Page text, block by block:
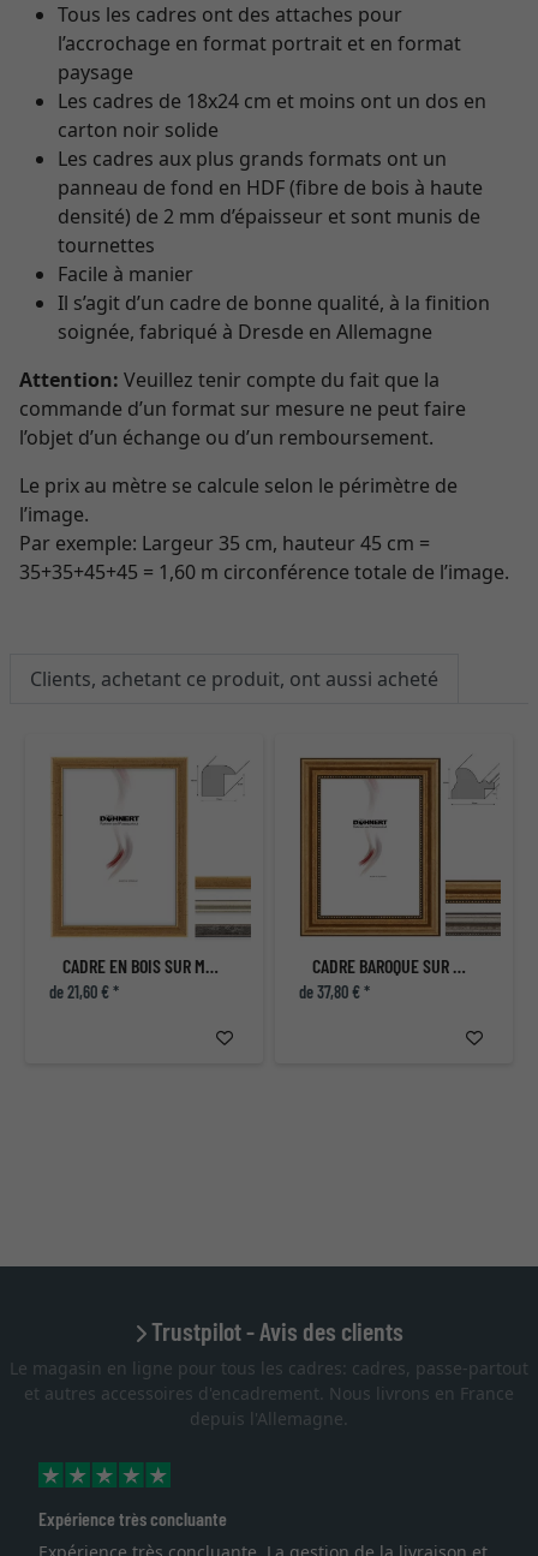
Tous les cadres ont des attaches pour
l’accrochage en format portrait et en format
paysage
Les cadres de 18x24 cm et moins ont un dos en
carton noir solide
Les cadres aux plus grands formats ont un
panneau de fond en HDF (fibre de bois à haute
densité) de 2 mm d’épaisseur et sont munis de
tournettes
Facile à manier
Il s’agit d’un cadre de bonne qualité, à la finition
soignée, fabriqué à Dresde en Allemagne
Attention: Veuillez tenir compte du fait que la
commande d’un format sur mesure ne peut faire
l’objet d’un échange ou d’un remboursement.
Le prix au mètre se calcule selon le périmètre de
l’image.
Par exemple: Largeur 35 cm, hauteur 45 cm =
35+35+45+45 = 1,60 m circonférence totale de l’image.
Clients, achetant ce produit, ont aussi acheté
CADRE EN BOIS SUR MESURE MANOR
de 21,60 € *
CADRE BAROQUE SUR MESURE GOLDHAWK ROAD
de 37,80 € *
Trustpilot - Avis des clients
Le magasin en ligne pour tous les cadres: cadres, passe-partout
et autres accessoires d'encadrement. Nous livrons en France
depuis l'Allemagne.
Expérience très concluante
Expérience très concluante. La gestion de la livraison et